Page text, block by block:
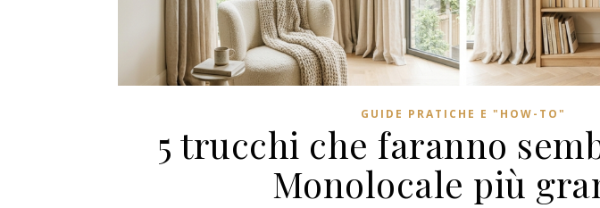
GUIDE PRATICHE E "HOW-TO"
5 trucchi che faranno
Monolocale più